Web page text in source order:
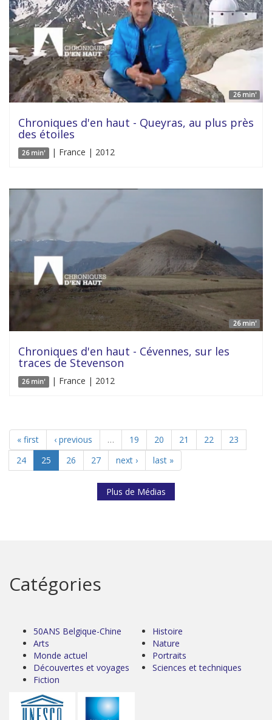
26 min'
Chroniques d'en haut - Queyras, au plus près
des étoiles
26 min' | France | 2012
26 min'
Chroniques d'en haut - Cévennes, sur les
traces de Stevenson
26 min' | France | 2012
« first ‹ previous … 19 20 21 22
23
24
25 26 27 next › last »
Plus de Médias
Catégories
50ANS Belgique-Chine
Arts
Monde actuel
Découvertes et voyages
Fiction
Histoire
Nature
Portraits
Sciences et techniques